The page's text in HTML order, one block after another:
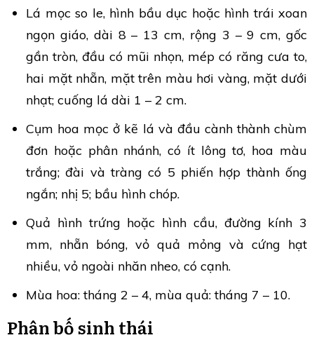
Lá mọc so le, hình bầu dục hoặc hình trái xoan
ngọn giáo, dài 8 – 13 cm, rộng 3 – 9 cm, gốc
gần tròn, đầu có mũi nhọn, mép có răng cưa to,
hai mặt nhẵn, mặt trên màu hơi vàng, mặt dưới
nhạt; cuống lá dài 1 – 2 cm.
Cụm hoa mọc ở kẽ lá và đầu cành thành chùm
đơn hoặc phân nhánh, có ít lông tơ, hoa màu
trắng; đài và tràng có 5 phiến hợp thành ống
ngắn; nhị 5; bầu hình chóp.
Quả hình trứng hoặc hình cầu, đường kính 3
mm, nhẵn bóng, vỏ quả mỏng và cứng hạt
nhiều, vỏ ngoài nhăn nheo, có cạnh.
Mùa hoa: tháng 2 – 4, mùa quả: tháng 7 – 10.
Phân bố sinh thái